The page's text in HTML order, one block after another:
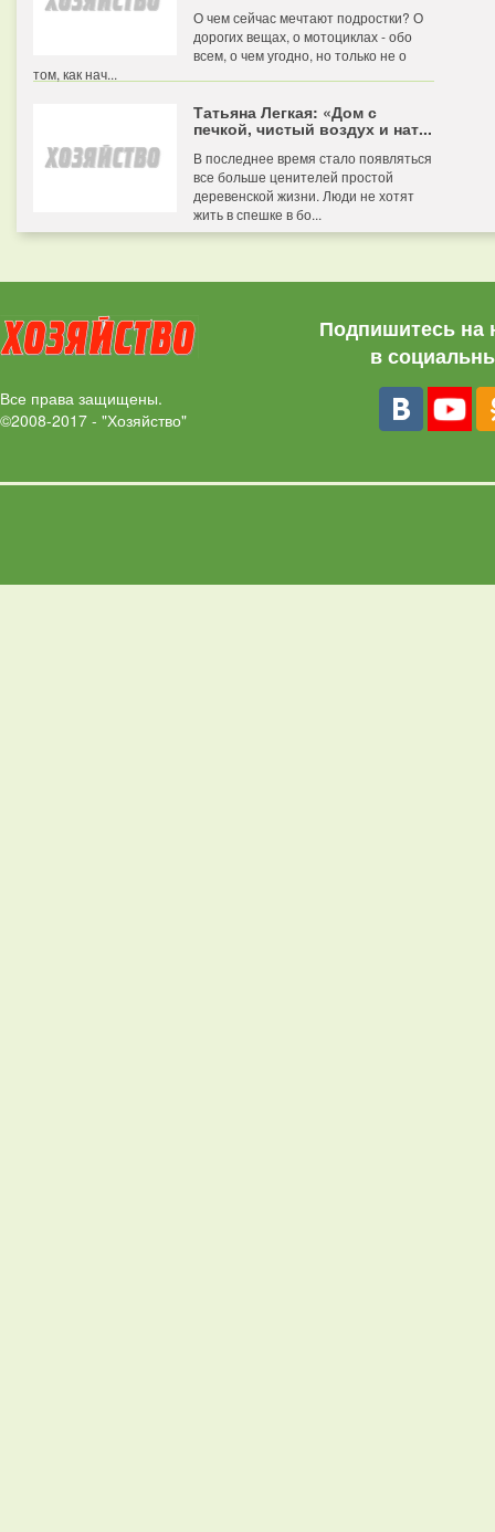
О чем сейчас мечтают подростки? О
дорогих вещах, о мотоциклах - обо
всем, о чем угодно, но только не о
том, как нач...
Татьяна Легкая: «Дом с
печкой, чистый воздух и нат...
В последнее время стало появляться
все больше ценителей простой
деревенской жизни. Люди не хотят
жить в спешке в бо...
Все права защищены.
©2008-2017 - "Хозяйство"
Подпишитесь на
в